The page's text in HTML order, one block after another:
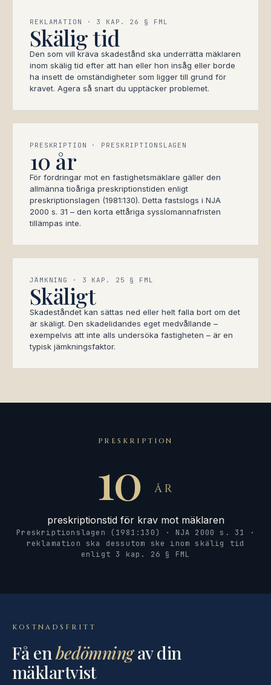
REKLAMATION · 3 KAP. 26 § FML
Skälig tid
Den som vill kräva skadestånd ska underrätta mäklaren
inom skälig tid efter att han eller hon insåg eller borde
ha insett de omständigheter som ligger till grund för
kravet. Agera så snart du upptäcker problemet.
PRESKRIPTION · PRESKRIPTIONSLAGEN
10 år
För fordringar mot en fastighetsmäklare gäller den
allmänna tioåriga preskriptionstiden enligt
preskriptionslagen (1981:130). Detta fastslogs i NJA
2000 s. 31 – den korta ettåriga sysslomannafristen
tillämpas inte.
JÄMKNING · 3 KAP. 25 § FML
Skäligt
Skadeståndet kan sättas ned eller helt falla bort om det
är skäligt. Den skadelidandes eget medvållande –
exempelvis att inte alls undersöka fastigheten – är en
typisk jämkningsfaktor.
PRESKRIPTION
10 ÅR
preskriptionstid för krav mot mäklaren
Preskriptionslagen (1981:130) · NJA 2000 s. 31 ·
reklamation ska dessutom ske inom skälig tid
enligt 3 kap. 26 § FML
KOSTNADSFRITT
Få enbedömningav din
mäklartvist